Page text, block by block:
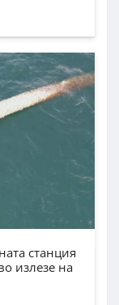
станция
излезе на